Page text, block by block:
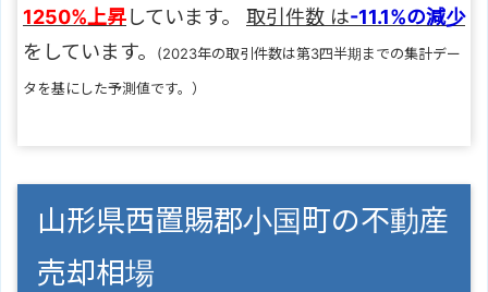
1250%上昇しています。 取引件数 は-11.1%の減少
をしています。
(2023年の取引件数は第3四半期までの集計デー
タを基にした予測値です。）
山形県西置賜郡小国町の不動産
売却相場